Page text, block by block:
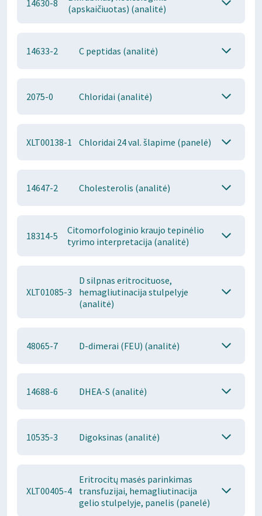
14630-8
(apskaičiuotas) (analitė)
14633-2 C peptidas (analitė)
2075-0 Chloridai (analitė)
XLT00138-1 Chloridai 24 val. šlapime (panelė)
14647-2 Cholesterolis (analitė)
18314-5
Citomorfologinio kraujo tepinėlio
tyrimo interpretacija (analitė)
XLT01085-3
D silpnas eritrocituose,
hemagliutinacija stulpelyje
(analitė)
48065-7 D-dimerai (FEU) (analitė)
14688-6 DHEA-S (analitė)
10535-3 Digoksinas (analitė)
XLT00405-4
Eritrocitų masės parinkimas
transfuzijai, hemagliutinacija
gelio stulpelyje, panelis (panelė)